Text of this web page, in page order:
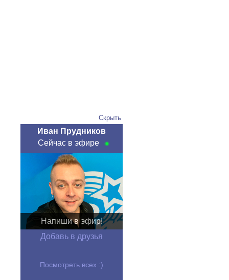
Скрыть
Иван Прудников
Сейчас в эфире
Напиши в эфир!
Добавь в друзья
Посмотреть всех :)